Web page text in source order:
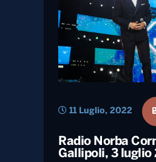
15 Giugno, 2023